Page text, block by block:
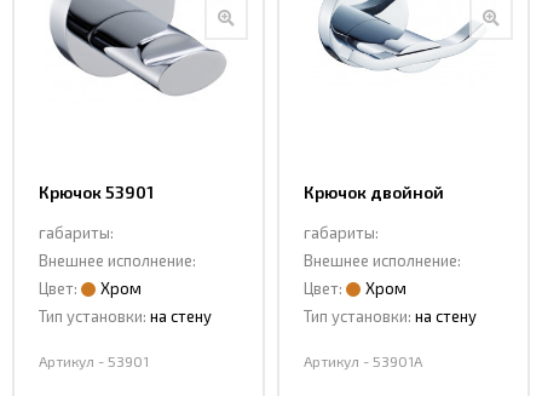
Крючок 53901
габариты:
Внешнее исполнение:
Цвет:
Хром
Тип установки: на стену
Артикул - 53901
Крючок двойной
габариты:
Внешнее исполнение:
Цвет:
Хром
Тип установки: на стену
Артикул - 53901A